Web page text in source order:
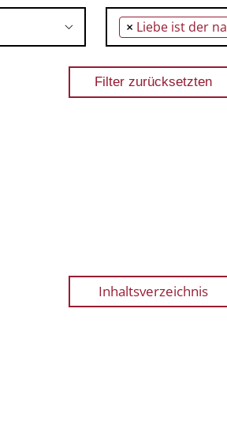
× Liebe ist der natürlichste Schmerztöter, den es gibt
Inhaltsverzeichnis